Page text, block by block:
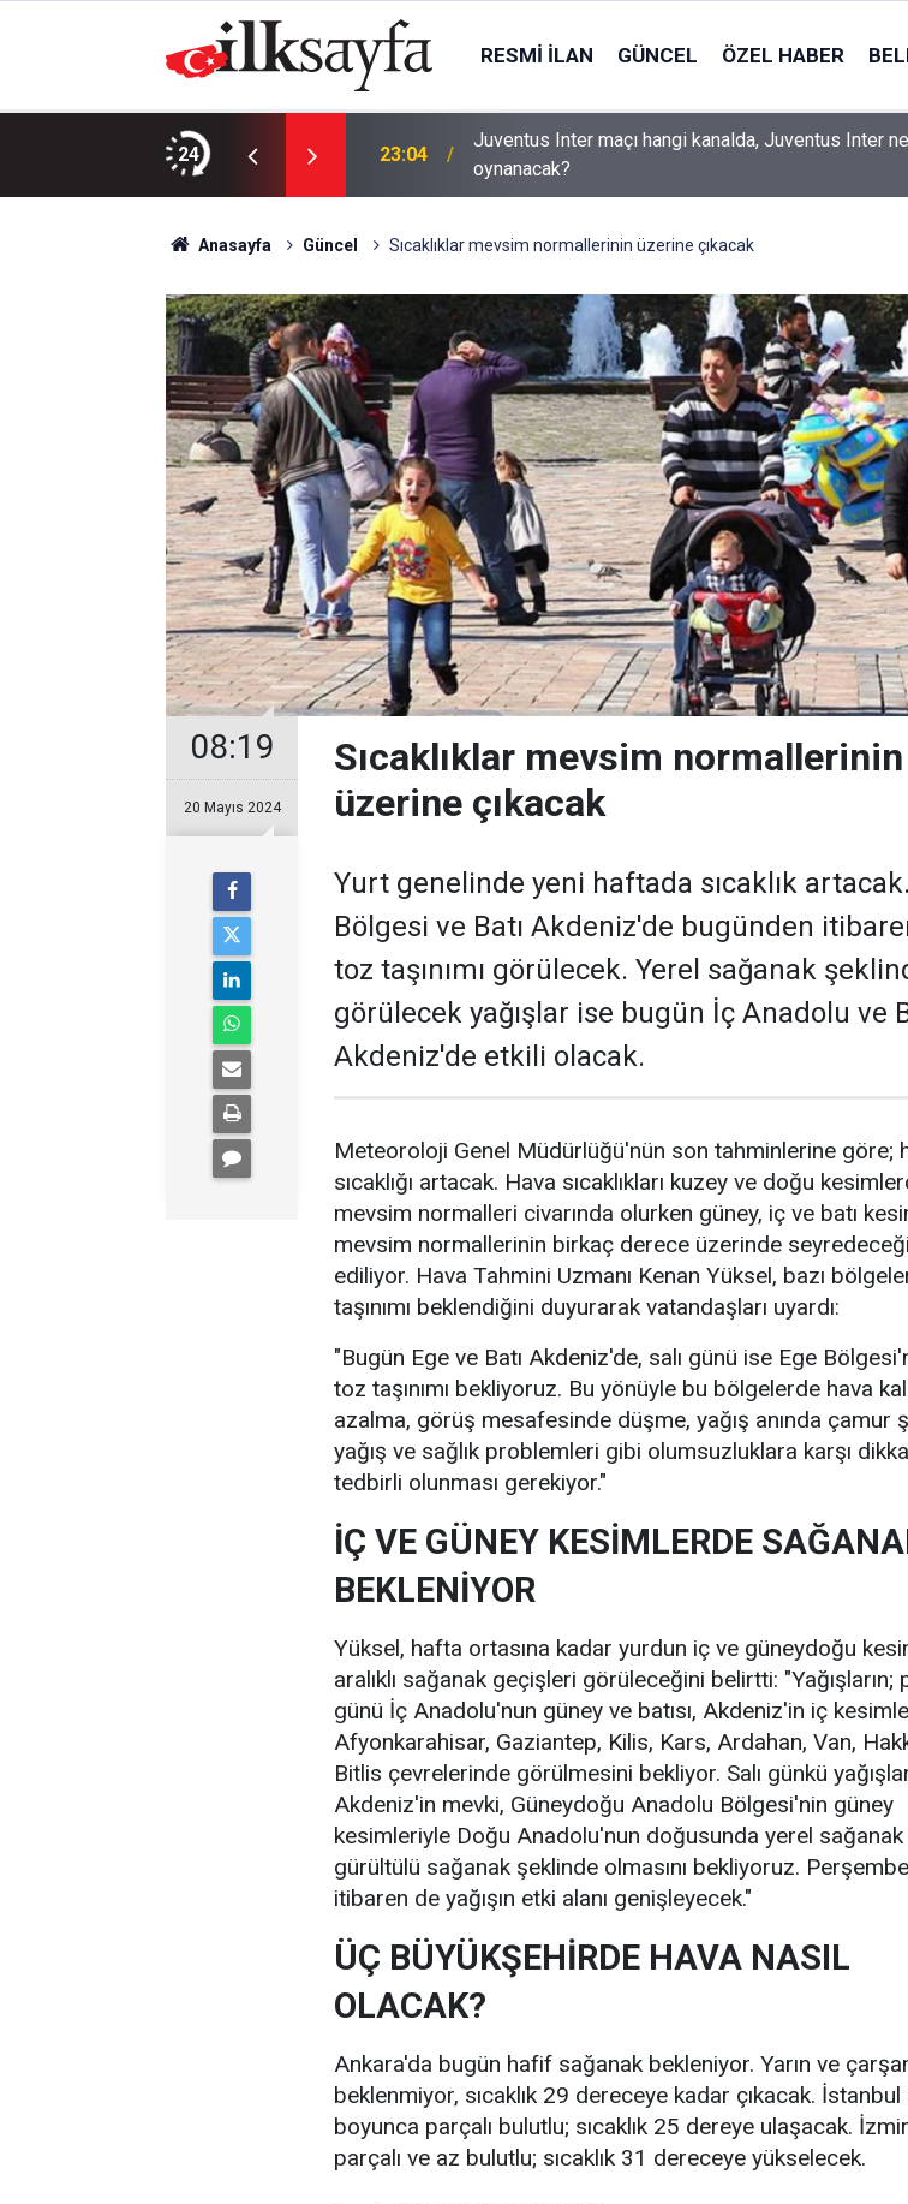
RESMI İLAN GÜNCEL ÖZEL HABER
24
ve Araştırma Merkezi’ni Keçiören’de
23:04
Juventus Inter maçı hangi kanalda, Juventus Inter
oynanacak?
Anasayfa Güncel Sıcaklıklar mevsim normallerinin üzerine çıkacak
08:19
20 Mayıs 2024
Sıcaklıklar mevsim normallerinin
üzerine çıkacak
Yurt genelinde yeni haftada sıcaklık
Bölgesi ve Batı Akdeniz'de bugünden
toz taşınımı görülecek. Yerel sağanak
görülecek yağışlar ise bugün İç Anadolu ve
Akdeniz'de etkili olacak.
Meteoroloji Genel Müdürlüğü'nün son tahminlerine göre;
sıcaklığı artacak. Hava sıcaklıkları kuzey ve doğu
mevsim normalleri civarında olurken güney, iç ve batı
mevsim normallerinin birkaç derece üzerinde
ediliyor. Hava Tahmini Uzmanı Kenan Yüksel, bazı
taşınımı beklendiğini duyurarak vatandaşları uyardı:
"Bugün Ege ve Batı Akdeniz'de, salı günü ise Ege
toz taşınımı bekliyoruz. Bu yönüyle bu bölgelerde hava
azalma, görüş mesafesinde düşme, yağış anında çamur
yağış ve sağlık problemleri gibi olumsuzluklara karşı
tedbirli olunması gerekiyor."
İÇ VE GÜNEY KESİMLERDE
BEKLENİYOR
Yüksel, hafta ortasına kadar yurdun iç ve güneydoğu
aralıklı sağanak geçişleri görüleceğini belirtti: "Yağışların;
günü İç Anadolu'nun güney ve batısı, Akdeniz'in iç
Afyonkarahisar, Gaziantep, Kilis, Kars, Ardahan, Van,
Bitlis çevrelerinde görülmesini bekliyor. Salı günkü
Akdeniz'in mevki, Güneydoğu Anadolu Bölgesi'nin güney
kesimleriyle Doğu Anadolu'nun doğusunda yerel
gürültülü sağanak şeklinde olmasını bekliyoruz.
itibaren de yağışın etki alanı genişleyecek."
ÜÇ BÜYÜKŞEHİRDE HAVA NASIL
OLACAK?
Ankara'da bugün hafif sağanak bekleniyor. Yarın ve
beklenmiyor, sıcaklık 29 dereceye kadar çıkacak.
boyunca parçalı bulutlu; sıcaklık 25 dereye ulaşacak.
parçalı ve az bulutlu; sıcaklık 31 dereceye yükselecek.